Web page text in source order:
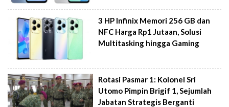
3 HP Infinix Memori 256 GB dan
NFC Harga Rp1 Jutaan, Solusi
Multitasking hingga Gaming
Rotasi Pasmar 1: Kolonel Sri
Utomo Pimpin Brigif 1, Sejumlah
Jabatan Strategis Berganti